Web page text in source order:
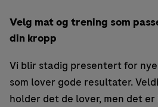
Velg mat og trening som
din kropp
Vi blir stadig presentert for
som lover gode resultater.
holder det de lover, men det